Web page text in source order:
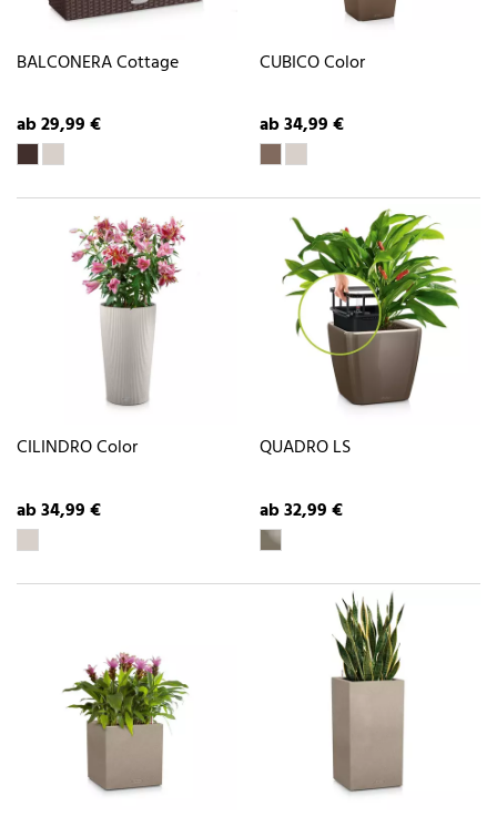
BALCONERA Cottage
ab 29,99 €
CUBICO Color
ab 34,99 €
CILINDRO Color
ab 34,99 €
QUADRO LS
ab 32,99 €